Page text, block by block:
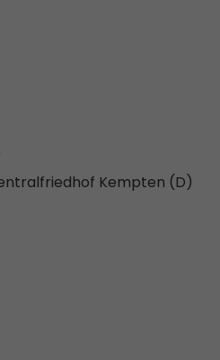
Kempten (D)